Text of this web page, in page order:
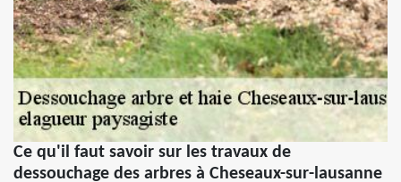
Ce qu'il faut savoir sur les travaux de
dessouchage des arbres à Cheseaux-sur-lausanne